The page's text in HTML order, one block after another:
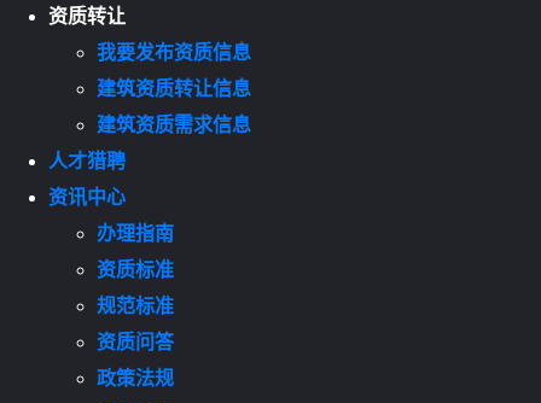
资质转让
我要发布资质信息
建筑资质转让信息
建筑资质需求信息
人才猎聘
资讯中心
办理指南
资质标准
规范标准
资质问答
政策法规